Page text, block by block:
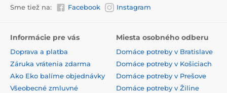
Sme tiež na: Facebook Instagram
Informácie pre vás
Doprava a platba
Záruka vrátenia zdarma
Ako Eko balíme objednávky
Všeobecné zmluvné
Miesta osobného odberu
Domáce potreby v Bratislave
Domáce potreby v Košiciach
Domáce potreby v Prešove
Domáce potreby v Žiline